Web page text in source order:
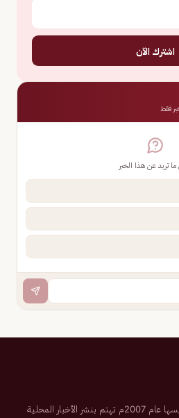
اشترك الآن
فقط
ما تريد عن هذا الخبر
صحيفة إلكترونية سعودية تم تأسيسها عام 2007م تهتم بنشر الأخبار المحلية